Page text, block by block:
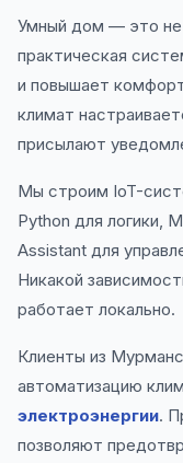
Умный дом — это
практическая
и повышает
климат
присылают
Мы строим IoT-
Python для логики,
Assistant для
Никакой
работает локально.
Клиенты из
автоматизацию
электроэнергии.
позволяют